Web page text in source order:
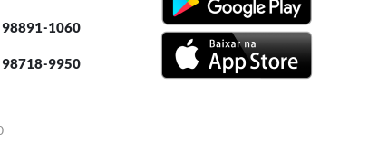
98891-1060
98718-9950